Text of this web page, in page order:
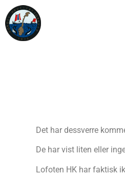
Det har dessverre
De har vist liten eller
Lofoten HK har faktisk